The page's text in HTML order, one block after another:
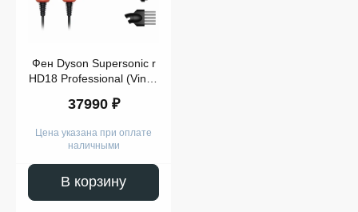
Фен Dyson Supersonic r
HD18 Professional (Vinca
37990 ₽
Цена указана при оплате
наличными
В корзину